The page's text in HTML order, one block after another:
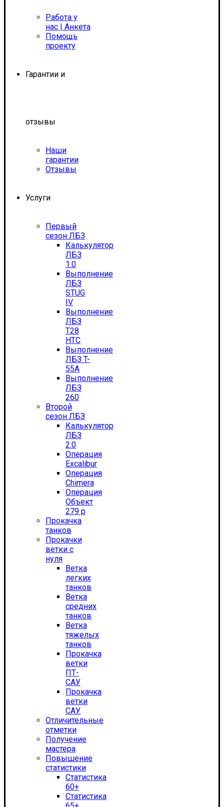
Работа у
нас | Анкета
Помощь
проекту
Гарантии и
отзывы
Наши
гарантии
Отзывы
Услуги
Первый
сезон ЛБЗ
Калькулятор
ЛБЗ
1.0
Выполнение
ЛБЗ
STUG
IV
Выполнение
ЛБЗ
T28
HTC
Выполнение
ЛБЗ T-
55А
Выполнение
ЛБЗ
260
Второй
сезон ЛБЗ
Калькулятор
ЛБЗ
2.0
Операция
Excalibur
Операция
Chimera
Операция
Объект
279 р
Прокачка
танков
Прокачки
ветки с
нуля
Ветка
легких
танков
Ветка
средних
танков
Ветка
тяжелых
танков
Прокачка
ветки
ПТ-
САУ
Прокачка
ветки
САУ
Отличительные
отметки
Получение
мастера
Повышение
статистики
Статистика
60+
Статистика